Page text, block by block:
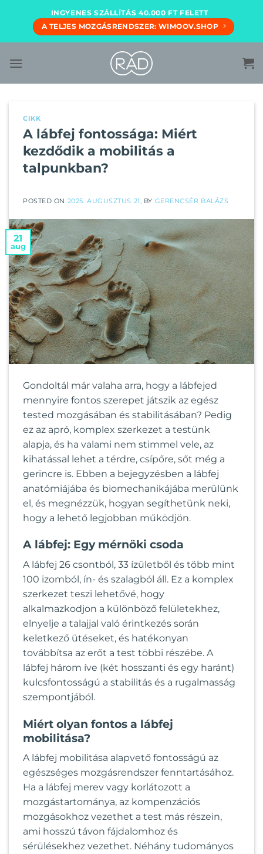
content
INGYENES SZÁLLÍTÁS 40.000 FT FELETT
A TELJES MOZGÁSRENDSZER: WIMOOV.SHOP
CIKK
A lábfej fontossága: Miért
kezdődik a mobilitás a
talpunkban?
POSTED ON 2025. AUGUSZTUS 21, BY GERENCSÉR BALÁZS
21
aug
Gondoltál már valaha arra, hogy a lábfejed
mennyire fontos szerepet játszik az egész
tested mozgásában és stabilitásában? Pedig
ez az apró, komplex szerkezet a testünk
alapja, és ha valami nem stimmel vele, az
kihatással lehet a térdre, csípőre, sőt még a
gerincre is. Ebben a bejegyzésben a lábfej
anatómiájába és biomechanikájába merülünk
el, és megnézzük, hogyan segíthetünk neki,
hogy a lehető legjobban működjön.
A lábfej: Egy mérnöki csoda
A lábfej 26 csontból, 33 ízületből és több mint
100 izomból, ín- és szalagból áll. Ez a komplex
szerkezet teszi lehetővé, hogy
alkalmazkodjon a különböző felületekhez,
elnyelje a talajjal való érintkezés során
keletkező ütéseket, és hatékonyan
továbbítsa az erőt a test többi részébe. A
lábfej három íve (két hosszanti és egy haránt)
kulcsfontosságú a stabilitás és a rugalmasság
szempontjából.
Miért olyan fontos a lábfej
mobilitása?
A lábfej mobilitása alapvető fontosságú az
egészséges mozgásrendszer fenntartásához.
Ha a lábfej merev vagy korlátozott a
mozgástartománya, az kompenzációs
mozgásokhoz vezethet a test más részein,
ami hosszú távon fájdalomhoz és
sérülésekhez vezethet. Néhány tudományos